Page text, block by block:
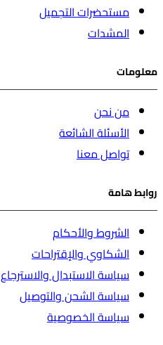
مستحضرات التجميل
المشدات
معلومات
من نحن
الأسئلة الشائعة
تواصل معنا
روابط هامة
الشروط والأحكام
الشكاوي والإقتراحات
سياسة الاستبدال والاسترجاع
سياسة الشحن والتوصيل
سياسة الخصوصية